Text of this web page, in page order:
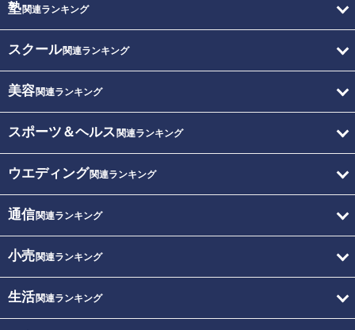
塾関連ランキング
スクール関連ランキング
美容関連ランキング
スポーツ＆ヘルス 関連ランキング
ウエディング関連ランキング
通信関連ランキング
小売関連ランキング
生活関連ランキング